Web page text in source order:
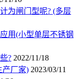
为闸门型呢? (多层
用(小型单层不锈钢
? 2022/11/18
产厂家) 2023/03/11